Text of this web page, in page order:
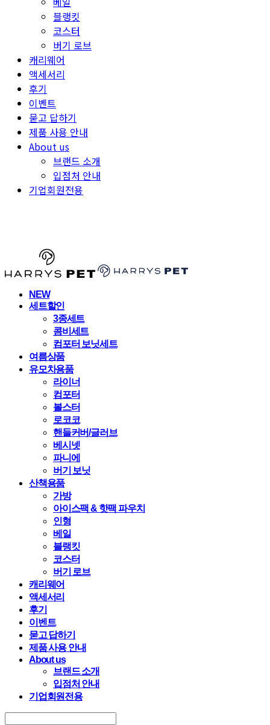
블랭킷
코스터
버기 로브
캐리웨어
액세서리
후기
이벤트
묻고 답하기
제품 사용 안내
About us
브랜드 소개
입점처 안내
기업회원전용
NEW
세트할인
3종세트
콤비세트
컴포터 보닛세트
여름상품
유모차용품
라이너
컴포터
볼스터
로코코
핸들커버/글러브
베시넷
파니에
버기 보닛
산책용품
가방
아이스팩 & 핫팩 파우치
인형
베일
블랭킷
코스터
버기 로브
캐리웨어
액세서리
후기
이벤트
묻고 답하기
제품 사용 안내
About us
브랜드 소개
입점처 안내
기업회원전용